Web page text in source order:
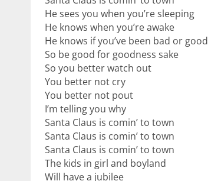
He sees you when you’re sleeping
He knows when you’re awake
He knows if you’ve been bad or good
So be good for goodness sake
So you better watch out
You better not cry
You better not pout
I’m telling you why
Santa Claus is comin’ to town
Santa Claus is comin’ to town
Santa Claus is comin’ to town
The kids in girl and boyland
Will have a jubilee